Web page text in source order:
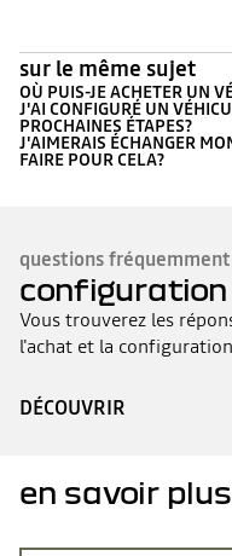
sur le même sujet
OÙ PUIS-JE ACHETER UN
J'AI CONFIGURÉ UN
PROCHAINES ÉTAPES?
J'AIMERAIS ÉCHANGER
FAIRE POUR CELA?
questions
Vous trouverez les
l'achat et la
DÉCOUVRIR
en savoir plus